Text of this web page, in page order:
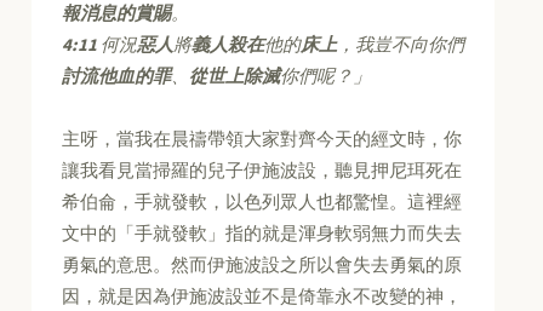
報消息的賞賜。
4:11 何況惡人將義人殺在他的床上，我豈不向你們
討流他血的罪、 從世上除滅你們呢？」
主呀，當我在晨禱帶領大家對齊今天的經文時，你
讓我看見當掃羅的兒子伊施波設，聽見押尼珥死在
希伯侖，手就發軟，以色列眾人也都驚惶。這裡經
文中的「手就發軟」指的就是渾身軟弱無力而失去
勇氣的意思。然而伊施波設之所以會失去勇氣的原
因，就是因為伊施波設並不是倚靠永不改變的神，